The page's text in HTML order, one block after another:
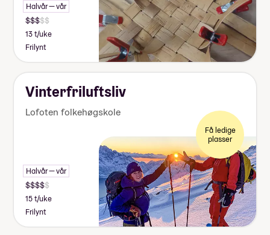
Halvår — vår
13 t/uke
Frilynt
Vinterfriluftsliv
Lofoten folkehøgskole
Få ledige
plasser
Halvår — vår
15 t/uke
Frilynt